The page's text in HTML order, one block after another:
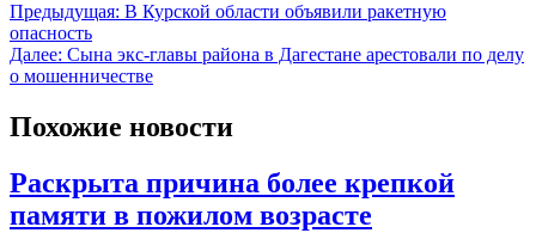
Предыдущая: В Курской области объявили ракетную
опасность
Далее: Сына экс-главы района в Дагестане арестовали по делу
о мошенничестве
Похожие новости
Раскрыта причина более крепкой
памяти в пожилом возрасте